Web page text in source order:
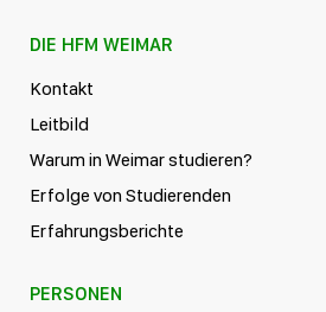
DIE HFM WEIMAR
Kontakt
Leitbild
Warum in Weimar studieren?
Erfolge von Studierenden
Erfahrungsberichte
PERSONEN